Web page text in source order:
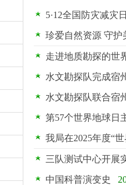
5·12全国防灾减灾
珍爱自然资源 守
走进地质勘探的世
水文勘探队完成宿
水文勘探队联合宿
第57个世界地球日
我局在2025年度“
三队测试中心开展
中国科普演变史